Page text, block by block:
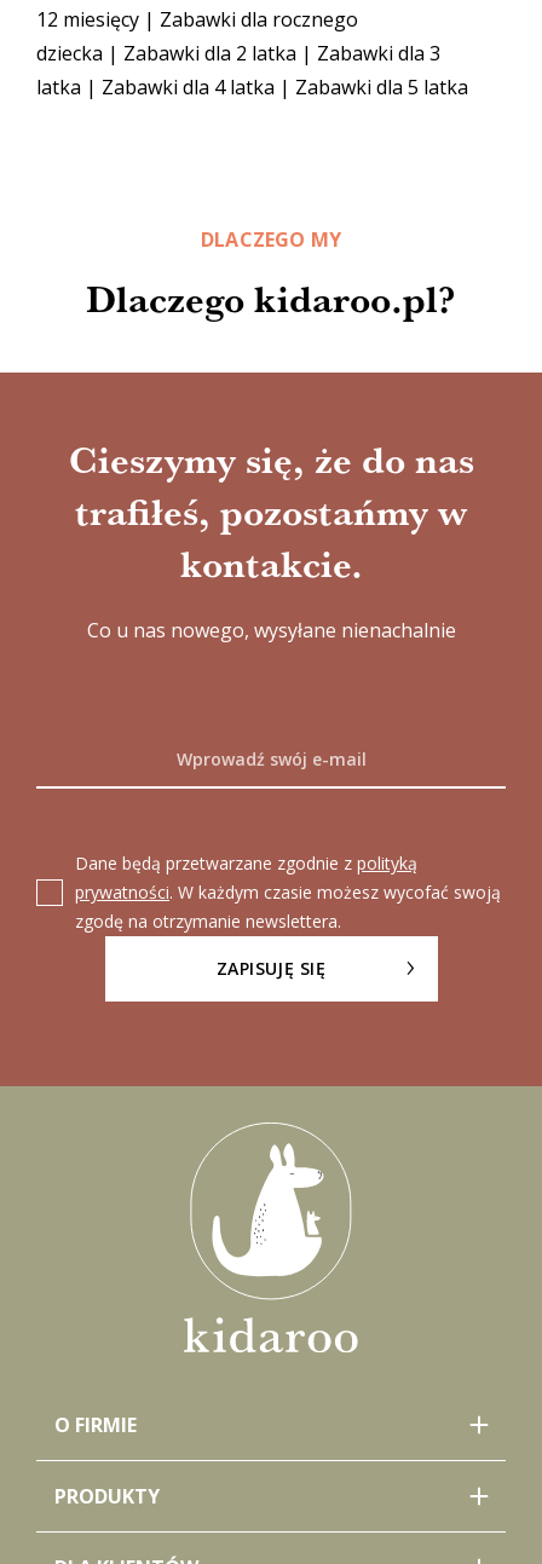
12 miesięcy | Zabawki dla rocznego
dziecka | Zabawki dla 2 latka | Zabawki dla 3
latka | Zabawki dla 4 latka | Zabawki dla 5 latka
Dlaczego kidaroo.pl?
DLACZEGO MY
Cieszymy się, że do nas
trafiłeś, pozostańmy w
kontakcie.
Co u nas nowego, wysyłane nienachalnie
Dane będą przetwarzane zgodnie z polityką
prywatności. W każdym czasie możesz wycofać swoją
zgodę na otrzymanie newslettera.
ZAPISUJĘ SIĘ
O FIRMIE
PRODUKTY